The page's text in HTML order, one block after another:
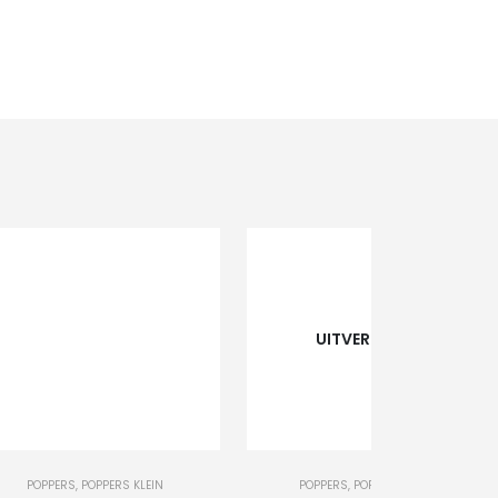
POPPERS, POPPERS KLEIN
UITVERKOCHT
POPPERS, POPPERS GROOT